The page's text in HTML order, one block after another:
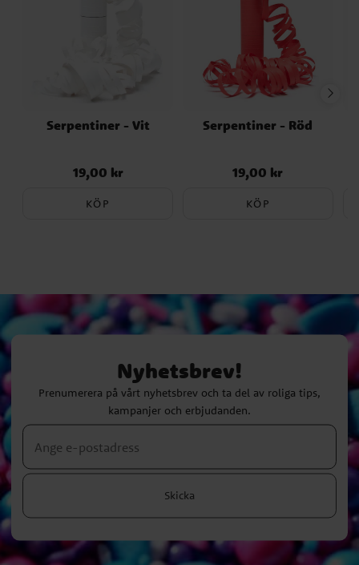
Serpentiner - Vit
Pris:19,00 kr
19,00 kr
KÖP
Serpentiner - Röd
Pris:19,00 kr
19,00 kr
KÖP
Nyhetsbrev!
Prenumerera på vårt nyhetsbrev och ta del av roliga tips,
kampanjer och erbjudanden.
Skicka